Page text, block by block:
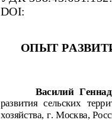
DOI:
ОПЫТ
Василий
развития сельских
хозяйства, г. Москва,